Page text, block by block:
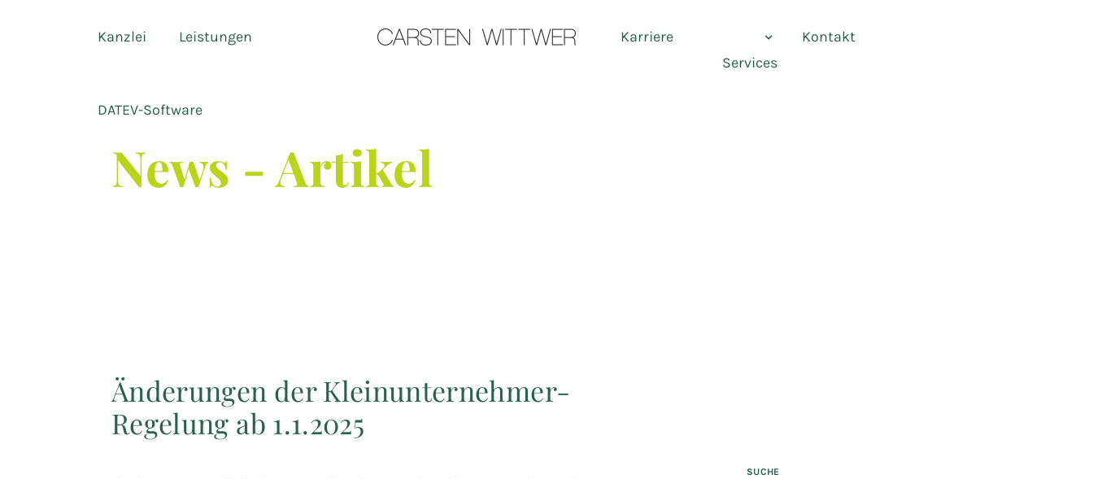
Kanzlei Leistungen
DATEV-Software
Karriere
Services
Kontakt
News - Artikel
Änderungen der Kleinunternehmer-
Regelung ab 1.1.2025
SUCHE